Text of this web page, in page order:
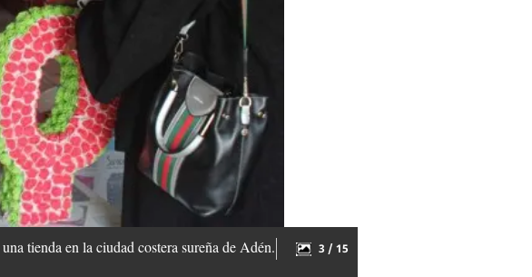
tienda en la ciudad costera sureña de Adén.
3 / 15